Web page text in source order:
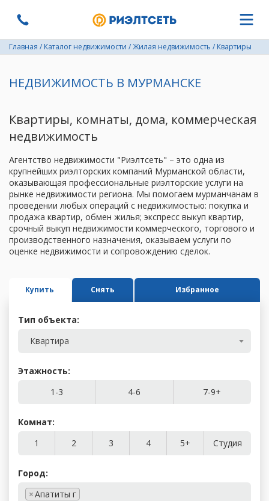
Главная / Каталог недвижимости /Жилая недвижимость / Квартиры
НЕДВИЖИМОСТЬ В МУРМАНСКЕ
Квартиры, комнаты, дома, коммерческая
недвижимость
Агентство недвижимости "Риэлтсеть" – это одна из
крупнейших риэлторских компаний Мурманской области,
оказывающая профессиональные риэлторские услуги на
рынке недвижимости региона. Мы помогаем мурманчанам в
проведении любых операций с недвижимостью: покупка и
продажа квартир, обмен жилья; экспресс выкуп квартир,
срочный выкуп недвижимости коммерческого, торгового и
производственного назначения, оказываем услуги по
оценке недвижимости и сопровождению сделок.
Купить Снять Избранное
Тип объекта:
Квартира
Этажность:
1-3
4-6 7-9+
Комнат:
1
2 3 4 5+ Студия
Город:
×Апатиты г